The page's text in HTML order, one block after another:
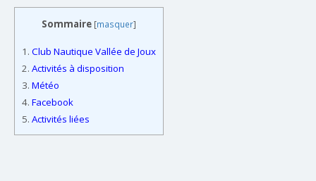
Sommaire [masquer]
1. Club Nautique Vallée de Joux
2. Activités à disposition
3. Météo
4. Facebook
5. Activités liées